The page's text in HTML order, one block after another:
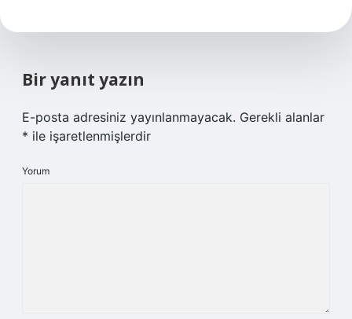
Bir yanıt yazın
E-posta adresiniz yayınlanmayacak. Gerekli alanlar
* ile işaretlenmişlerdir
Yorum